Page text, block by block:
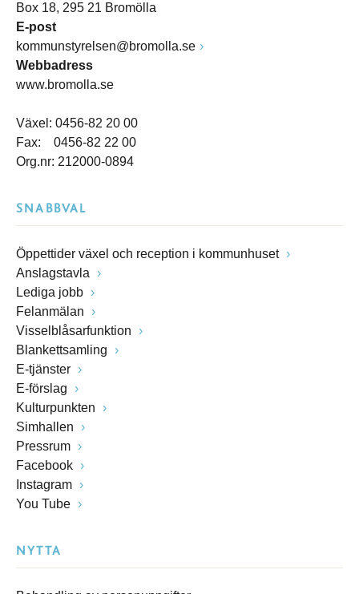
Box 18, 295 21 Bromölla
E-post
kommunstyrelsen@bromolla.se
Webbadress
www.bromolla.se
Växel: 0456-82 20 00
Fax: 0456-82 22 00
Org.nr: 212000-0894
SNABBVAL
Öppettider växel och reception i kommunhuset
Anslagstavla
Lediga jobb
Felanmälan
Visselblåsarfunktion
Blankettsamling
E-tjänster
E-förslag
Kulturpunkten
Simhallen
Pressrum
Facebook
Instagram
You Tube
NYTTA